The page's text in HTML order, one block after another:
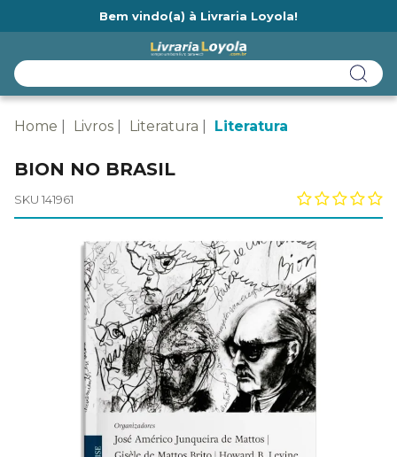
Bem vindo(a) à Livraria Loyola!
Home Livros Literatura Literatura
BION NO BRASIL
SKU 141961